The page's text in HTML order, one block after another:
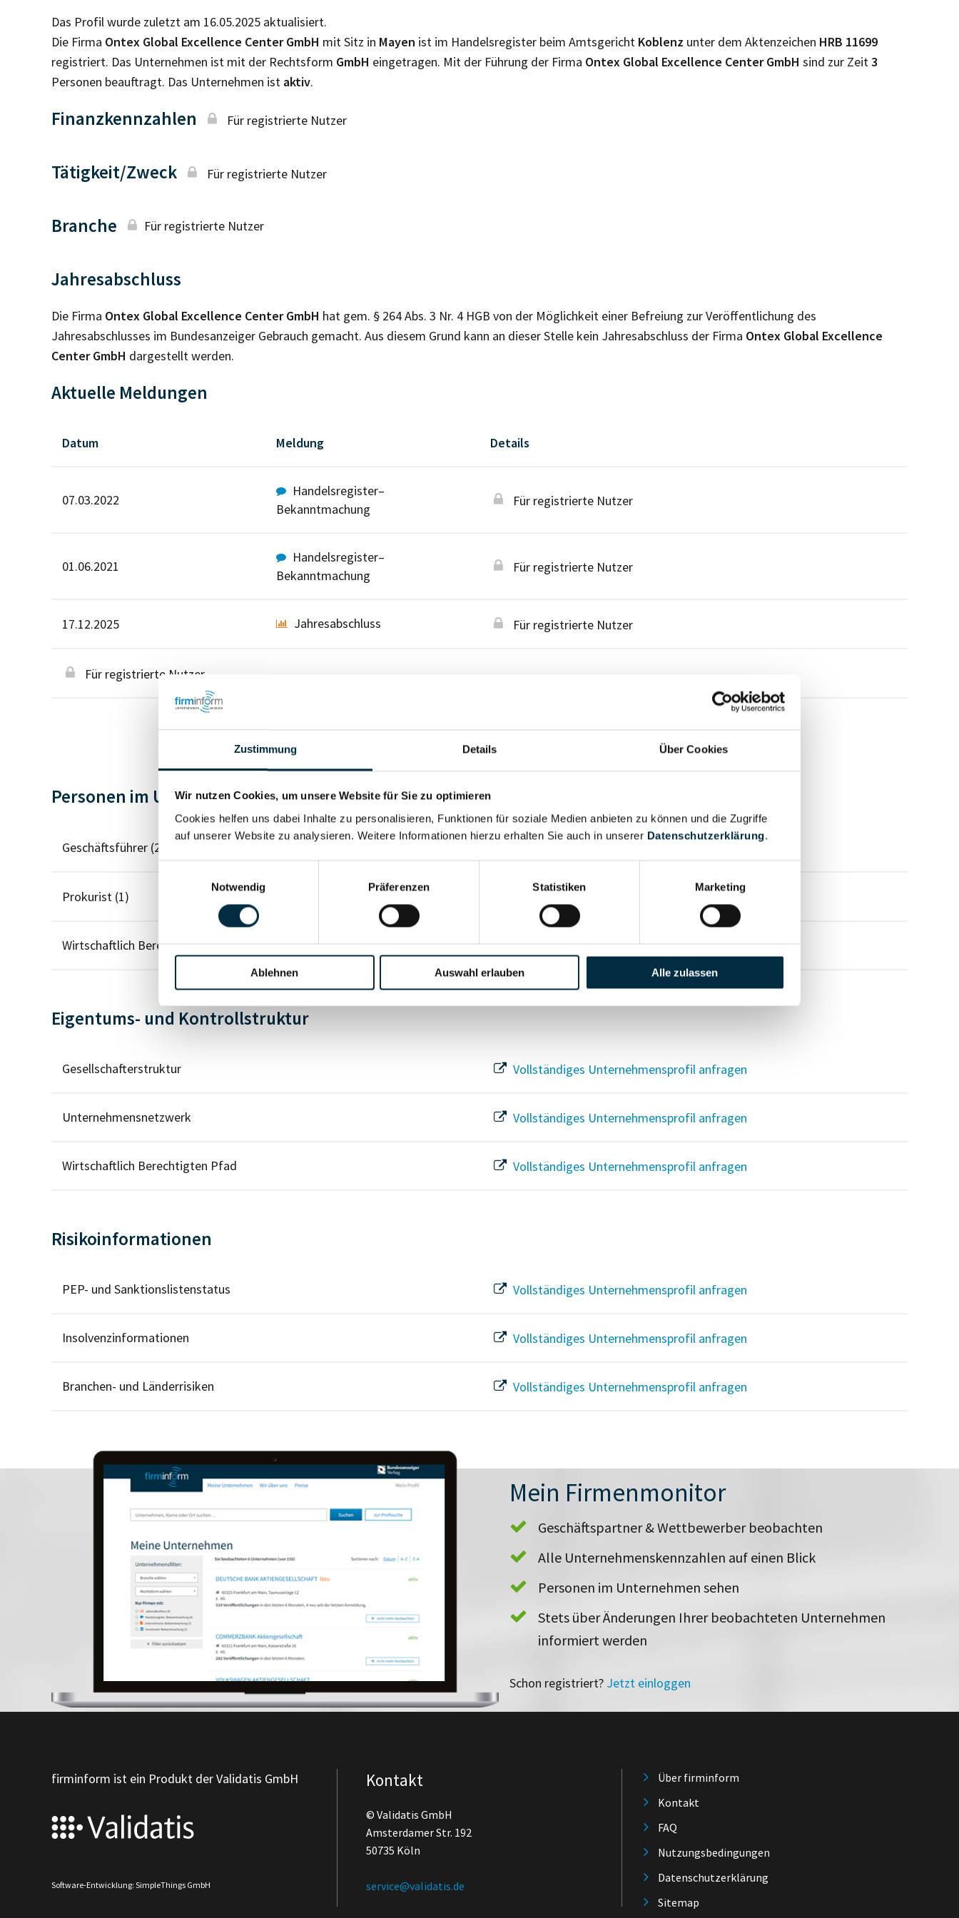
Zustimmung Details Über Cookies
Wir nutzen Cookies, um unsere Website für Sie zu optimieren
Cookies helfen uns dabei Inhalte zu personalisieren, Funktionen für soziale Medien anbieten zu können und die Zugriffe
auf unserer Website zu analysieren. Weitere Informationen hierzu erhalten Sie auch in unserer Datenschutzerklärung.
Notwendig
Präferenzen Statistiken Marketing
Ablehnen Auswahl erlauben Alle zulassen
Das Profil wurde zuletzt am 16.05.2025 aktualisiert.
Die Firma Ontex Global Excellence Center GmbH mit Sitz in Mayen ist im Handelsregister beim Amtsgericht Koblenz unter dem Aktenzeichen HRB 11699
registriert. Das Unternehmen ist mit der Rechtsform GmbH eingetragen. Mit der Führung der Firma Ontex Global Excellence Center GmbH sind zur Zeit3
Personen beauftragt. Das Unternehmen ist aktiv.
Finanzkennzahlen Für registrierte Nutzer
Tätigkeit/Zweck Für registrierte Nutzer
Branche Für registrierte Nutzer
Jahresabschluss
Die Firma Ontex Global Excellence Center GmbH hat gem. § 264 Abs. 3 Nr. 4 HGB von der Möglichkeit einer Befreiung zur Veröffentlichung des
Jahresabschlusses im Bundesanzeiger Gebrauch gemacht. Aus diesem Grund kann an dieser Stelle kein Jahresabschluss der Firma Ontex Global Excellence
Center GmbH dargestellt werden.
Aktuelle Meldungen
Datum Meldung Details
07.03.2022
Handelsregister–
Bekanntmachung
Für registrierte Nutzer
01.06.2021
Handelsregister–
Bekanntmachung
Für registrierte Nutzer
17.12.2025 Jahresabschluss Für registrierte Nutzer
Für registrierte Nutzer
Personen im Unternehmen
Geschäftsführer (2)
Prokurist (1)
Wirtschaftlich Berechtigter Vollständiges Unternehmensprofil anfragen
Eigentums- und Kontrollstruktur
Gesellschafterstruktur Vollständiges Unternehmensprofil anfragen
Unternehmensnetzwerk Vollständiges Unternehmensprofil anfragen
Wirtschaftlich Berechtigten Pfad Vollständiges Unternehmensprofil anfragen
Risikoinformationen
PEP- und Sanktionslistenstatus Vollständiges Unternehmensprofil anfragen
Insolvenzinformationen Vollständiges Unternehmensprofil anfragen
Branchen- und Länderrisiken Vollständiges Unternehmensprofil anfragen
Mein Firmenmonitor
Geschäftspartner & Wettbewerber beobachten
Alle Unternehmenskennzahlen auf einen Blick
Personen im Unternehmen sehen
Stets über Änderungen Ihrer beobachteten Unternehmen
informiert werden
Schon registriert? Jetzt einloggen
firminform ist ein Produkt der Validatis GmbH
Software-Entwicklung: SimpleThings GmbH
Kontakt
© Validatis GmbH
Amsterdamer Str. 192
50735 Köln
service@validatis.de
Über firminform
Kontakt
FAQ
Nutzungsbedingungen
Datenschutzerklärung
Sitemap